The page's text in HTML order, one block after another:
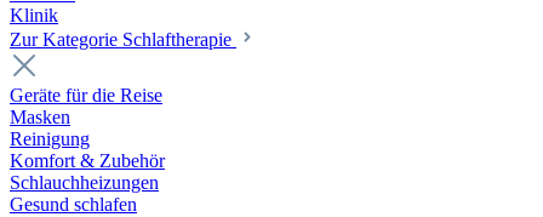
Klinik
Zur Kategorie Schlaftherapie
Geräte für die Reise
Masken
Reinigung
Komfort & Zubehör
Schlauchheizungen
Gesund schlafen